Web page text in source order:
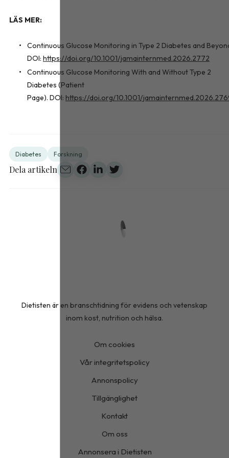
LÄS MER:
Continuous Glucose Monitoring in Type 2 Diabetes and
DOI: https://doi.org/10.1001/jamainternmed.2026.2772
Continuous Glucose Monitoring With and Without Type 2
Diabetes (Patient
Page). DOI: https://doi.org/10.1001/
Diabetes Forskning
Dela artikeln
Dietisten är en branschtidning för evidens och vetenskap
inom kost, nutrition och hälsa.
Om cookies
Vår integritetspolicy
Annonspolicy
Tillgänglighet
Kontakt
Om oss
Annonsera i Dietisten